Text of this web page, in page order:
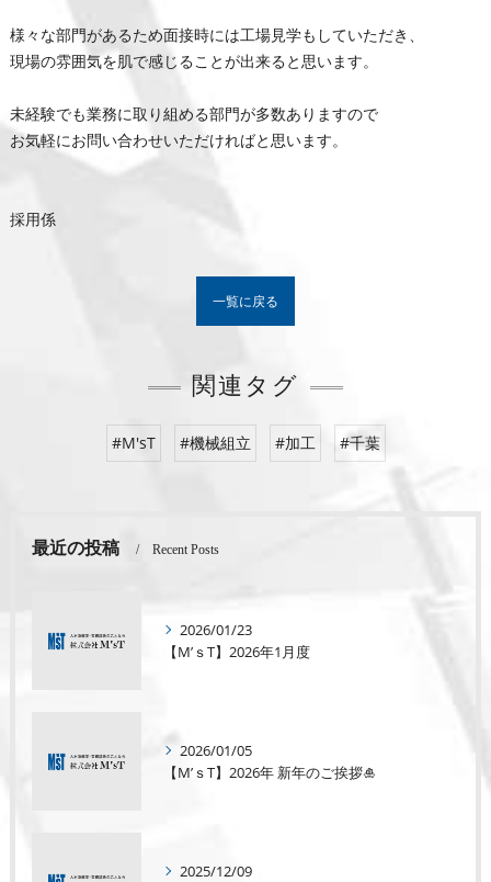
様々な部門があるため面接時には工場見学もしていただき、
現場の雰囲気を肌で感じることが出来ると思います。
未経験でも業務に取り組める部門が多数ありますので
お気軽にお問い合わせいただければと思います。
採用係
一覧に戻る
関連タグ
#M'sT #機械組立 #加工 #千葉
最近の投稿 Recent Posts
2026/01/23
【M’ｓT】2026年1月度
2026/01/05
【M’ｓT】2026年 新年のご挨拶🎍
2025/12/09